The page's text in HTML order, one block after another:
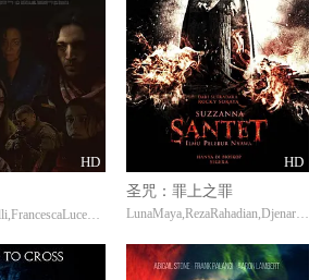
HD
ReysonGrumelli,FrancescaLuceCardinale,AliceFiorentini,尼科·托福利,NicoleGiacomasso,CristinaMoglia,MassimoFascetti,MircoDiCenta,SofiaBruscoli,GabrieleMartino,ClaudioGuerrini,ClaudioD&#039;Aloia
HD
圣咒：罪上之罪
LunaMaya,RezaRahadian,DjenarMaesaAyu